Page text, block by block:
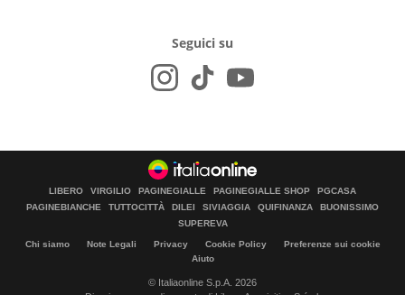
Seguici su
LIBERO VIRGILIO PAGINEGIALLE PAGINEGIALLE SHOP
PGCASA
PAGINEBIANCHE
TUTTOCITTÀ DILEI SIVIAGGIA QUIFINANZA
BUONISSIMO
SUPEREVA
Chi siamo Note Legali Privacy Cookie Policy
Preferenze sui cookie
Aiuto
© Italiaonline S.p.A. 2026